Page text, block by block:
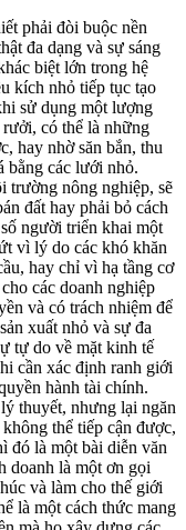
phải đòi buộc nền
đa dạng và sự sáng
biệt lớn trong hệ
kích nhỏ tiếp tục tạo
sử dụng một lượng
có thể là những
hay nhờ săn bắn, thu
bằng các lưới nhỏ.
trường nông nghiệp, sẽ
đất hay phải bỏ cách
người triển khai một
vì lý do các khó khăn
hay chỉ vì hạ tầng cơ
các doanh nghiệp
và có trách nhiệm để
xuất nhỏ và sự đa
tự do về mặt kinh tế
cần xác định ranh giới
hành tài chính.
thuyết, nhưng lại ngăn
thể tiếp cận được,
đó là một bài diễn văn
doanh là một ơn gọi
và làm cho thế giới
là một cách thức mang